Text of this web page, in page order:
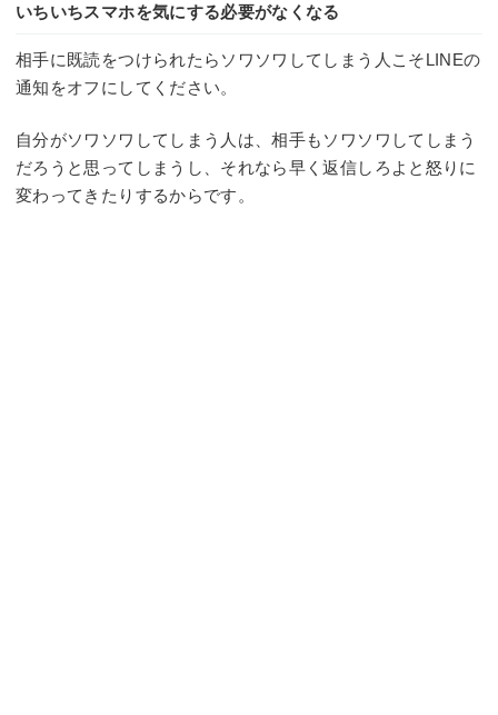
いちいちスマホを気にする必要がなくなる
相手に既読をつけられたらソワソワしてしまう人こそLINEの
通知をオフにしてください。
自分がソワソワしてしまう人は、相手もソワソワしてしまう
だろうと思ってしまうし、それなら早く返信しろよと怒りに
変わってきたりするからです。